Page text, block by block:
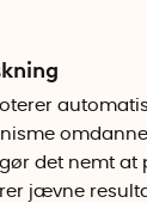
det nemt
jævne